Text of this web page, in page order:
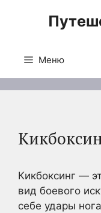
Меню
Кикбоксинг —
вид боевого
себе удары